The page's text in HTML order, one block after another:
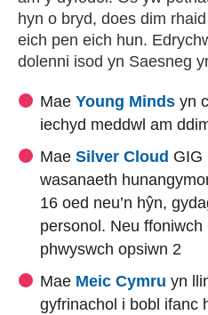
hyn o bryd, does dim
eich pen eich hun.
dolenni isod yn Saesneg
Mae Young Minds yn
iechyd meddwl am
Mae Silver Cloud GIG
wasanaeth
16 oed neu’n hŷn,
personol. Neu
phwyswch opsiwn 2
Mae Meic Cymru yn
gyfrinachol i bobl ifanc